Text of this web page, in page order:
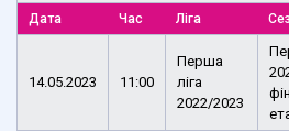
Дата Час Ліга
14.05.2023 11:00
Перша
ліга
2022/2023